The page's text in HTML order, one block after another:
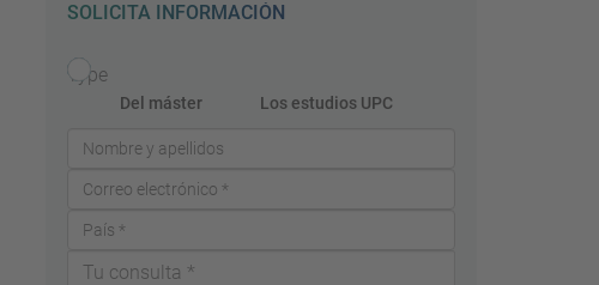
SOLICITA INFORMACIÓN
Type
Del máster Los estudios UPC